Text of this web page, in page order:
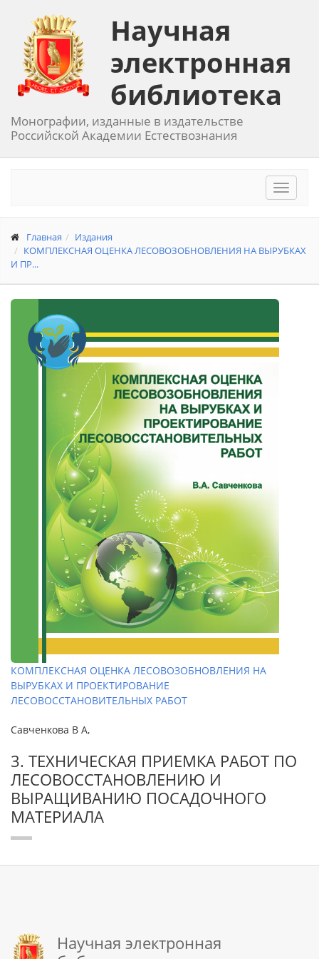
Научная
электронная
библиотека
Монографии, изданные в издательстве
Российской Академии Естествознания
Toggle
Главная
Издания
КОМПЛЕКСНАЯ ОЦЕНКА ЛЕСОВОЗОБНОВЛЕНИЯ НА ВЫРУБКАХ
И ПР...
КОМПЛЕКСНАЯ ОЦЕНКА ЛЕСОВОЗОБНОВЛЕНИЯ НА
ВЫРУБКАХ И ПРОЕКТИРОВАНИЕ
ЛЕСОВОССТАНОВИТЕЛЬНЫХ РАБОТ
Савченкова В А,
3. ТЕХНИЧЕСКАЯ ПРИЕМКА РАБОТ ПО
ЛЕСОВОССТАНОВЛЕНИЮ И
ВЫРАЩИВАНИЮ ПОСАДОЧНОГО
МАТЕРИАЛА
Научная электронная